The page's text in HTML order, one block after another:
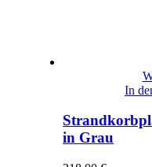
In
in Grau